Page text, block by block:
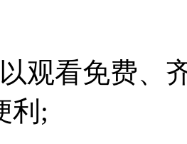
观看免费、
利;